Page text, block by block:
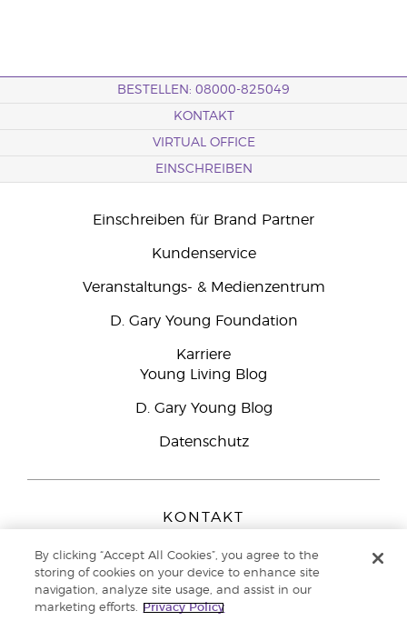
BESTELLEN: 08000-825049
KONTAKT
VIRTUAL OFFICE
EINSCHREIBEN
Einschreiben für Brand Partner
Kundenservice
Veranstaltungs- & Medienzentrum
D. Gary Young Foundation
Karriere
Young Living Blog
D. Gary Young Blog
Datenschutz
KONTAKT
Peizerweg 97
9727 AJ Groningen
Netherlands
By clicking “Accept All Cookies”, you agree to the
storing of cookies on your device to enhance site
navigation, analyze site usage, and assist in our
marketing efforts.
Privacy Policy